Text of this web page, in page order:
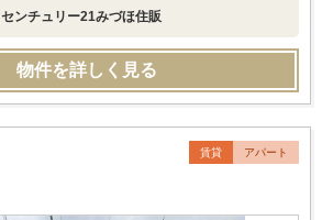
センチュリー21みづほ住販
物件を詳しく見る
賃貸 アパート